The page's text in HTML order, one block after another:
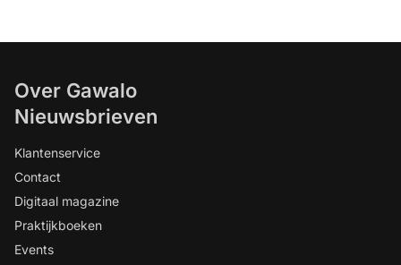
Over Gawalo
Nieuwsbrieven
Klantenservice
Contact
Digitaal magazine
Praktijkboeken
Events